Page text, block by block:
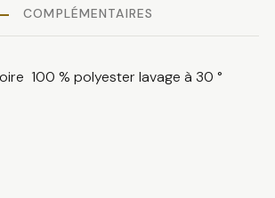
COMPLÉMENTAIRES
100 % polyester lavage à 30 °